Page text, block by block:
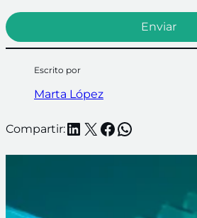
Escrito por
Marta López
Compartir:LinkedIn
X Facebook
WhatsApp